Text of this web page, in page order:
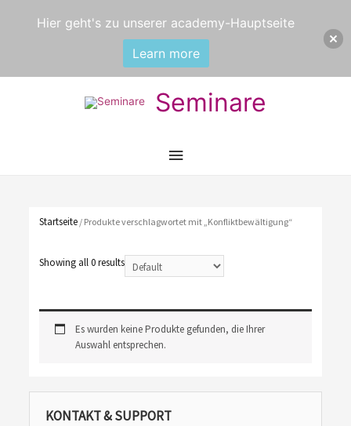
Seminare
Hauptmenü
Startseite / Produkte verschlagwortet mit „Konfliktbewältigung“
Showing all 0 results
Es wurden keine Produkte gefunden, die Ihrer
Auswahl entsprechen.
KONTAKT & SUPPORT
Hier geht's zu unserer academy-Hauptseite
Learn more